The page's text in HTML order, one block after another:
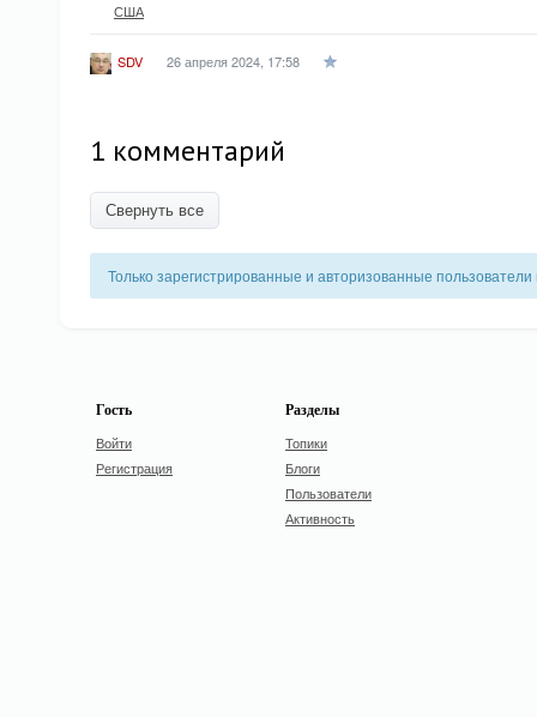
США
SDV 26 апреля 2024, 17:58
1 комментарий
Свернуть все
Только зарегистрированные и авторизованные
Гость
Войти
Регистрация
Разделы
Топики
Блоги
Пользователи
Активность